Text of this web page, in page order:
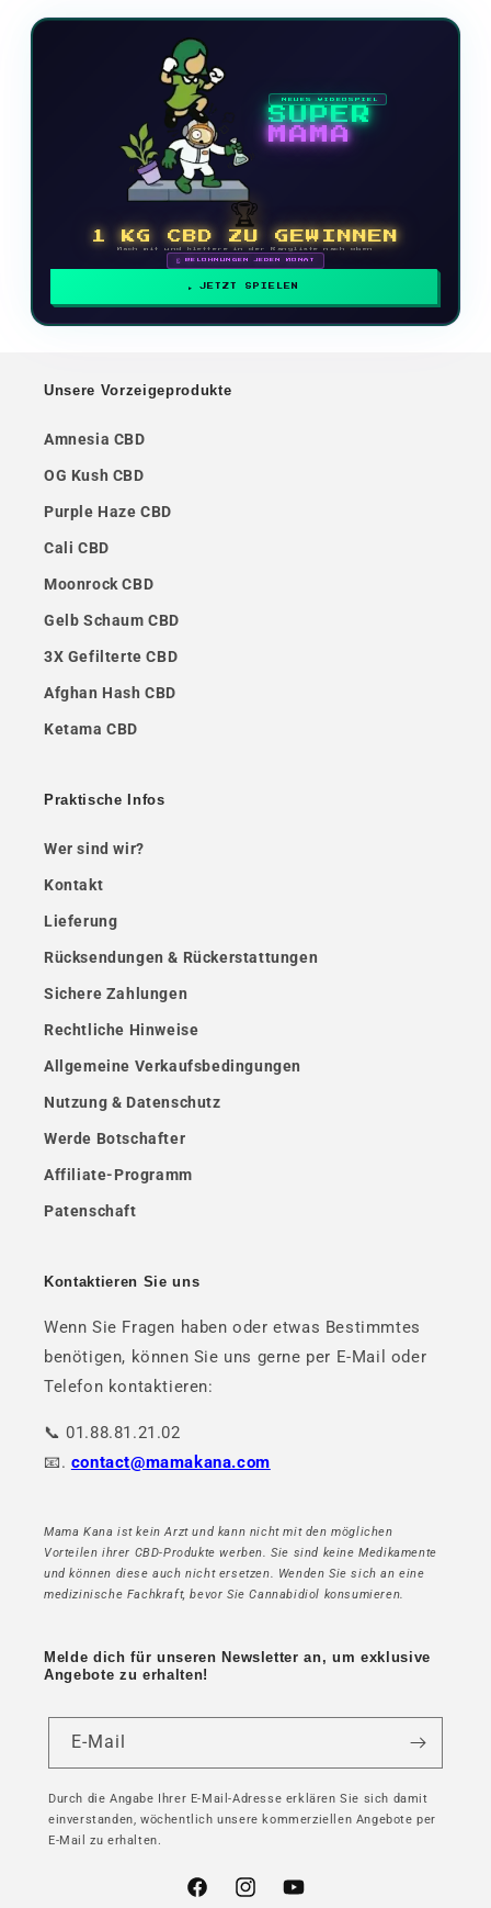
NEUES VIDEOSPIEL
SUPER
MAMA
🏆
1 KG CBD ZU GEWINNEN
Mach mit und klettere in der Rangliste nach oben
🗓 BELOHNUNGEN JEDEN MONAT
JETZT SPIELEN
Unsere Vorzeigeprodukte
Amnesia CBD
OG Kush CBD
Purple Haze CBD
Cali CBD
Moonrock CBD
Gelb Schaum CBD
3X Gefilterte CBD
Afghan Hash CBD
Ketama CBD
Praktische Infos
Wer sind wir?
Kontakt
Lieferung
Rücksendungen & Rückerstattungen
Sichere Zahlungen
Rechtliche Hinweise
Allgemeine Verkaufsbedingungen
Nutzung & Datenschutz
Werde Botschafter
Affiliate-Programm
Patenschaft
Kontaktieren Sie uns
Wenn Sie Fragen haben oder etwas Bestimmtes
benötigen, können Sie uns gerne per E-Mail oder
Telefon kontaktieren:
📞 01.88.81.21.02
📧. contact@mamakana.com
Mama Kana ist kein Arzt und kann nicht mit den möglichen
Vorteilen ihrer CBD-Produkte werben. Sie sind keine Medikamente
und können diese auch nicht ersetzen. Wenden Sie sich an eine
medizinische Fachkraft, bevor Sie Cannabidiol konsumieren.
Melde dich für unseren Newsletter an, um exklusive
Angebote zu erhalten!
E-Mail
Durch die Angabe Ihrer E-Mail-Adresse erklären Sie sich damit
einverstanden, wöchentlich unsere kommerziellen Angebote per
E-Mail zu erhalten.
FacebookInstagramYouTube